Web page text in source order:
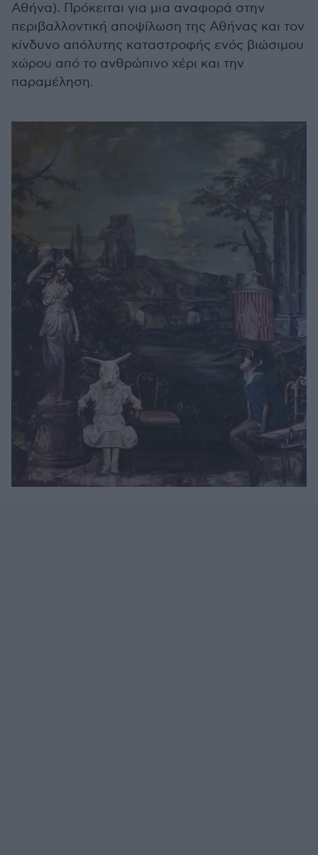
Αθήνα). Πρόκειται για μια αναφορά στην
περιβαλλοντική αποψίλωση της Αθήνας και τον
κίνδυνο απόλυτης καταστροφής ενός βιώσιμου
χώρου από το ανθρώπινο χέρι και την
παραμέληση.